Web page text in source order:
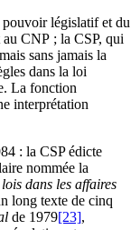
législatif et du
CNP ; la CSP, qui
sans jamais la
dans la loi
La fonction
interprétation
: la CSP édicte
nommée la
dans les affaires
long texte de cinq
de 1979[23],